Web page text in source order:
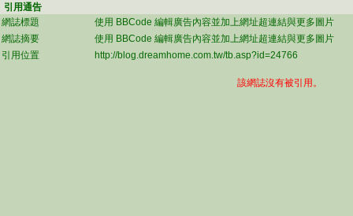
引用通告
網誌標題
使用 BBCode 編輯廣告內容並加上網址超連結與更多圖片
網誌摘要
使用 BBCode 編輯廣告內容並加上網址超連結與更多圖片
引用位置
http://blog.dreamhome.com.tw/tb.asp?id=24766
該網誌沒有被引用。